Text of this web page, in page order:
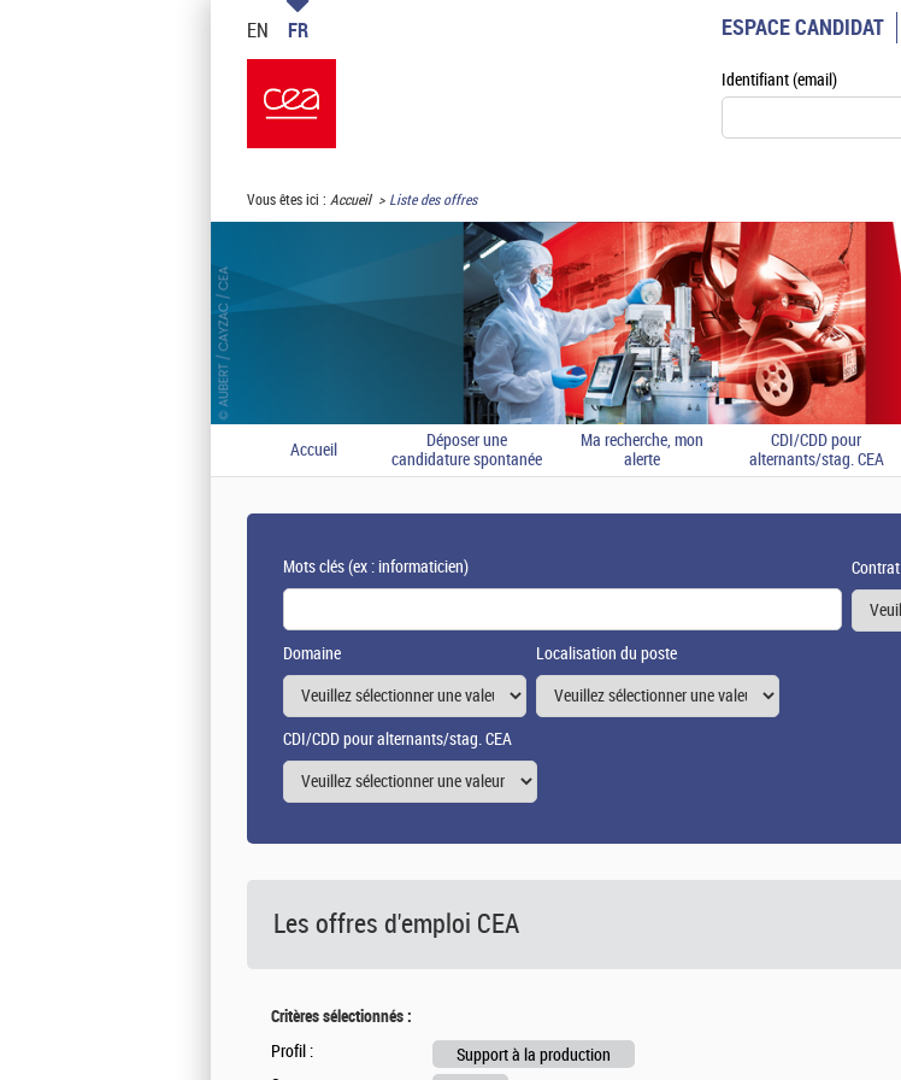
EN FR ESPACE CANDIDAT
Identifiant (email)
Vous êtes ici : Accueil Liste des offres
Accueil
Déposer une
candidature spontanée
Ma recherche, mon
alerte
CDI/CDD pour
alternants/stag. CEA
Mots clés(ex : informaticien) Contrat
Domaine Localisation du poste
CDI/CDD pour alternants/stag. CEA
Les offres d'emploi CEA
Critères sélectionnés :
Profil :
Support à la production